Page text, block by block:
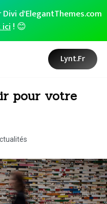
d'ElegantThemes.com
! 😊
Lynt.fr
pour votre